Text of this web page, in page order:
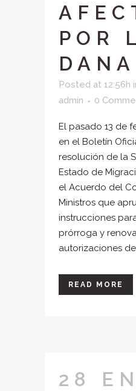
POR
DANA
Posted at 12:56h
admin
0
El pasado 13 de
en el Boletín
resolución de la
Estado de
el Acuerdo del
Ministros que
instrucciones
prórroga y
autorizaciones
READ MORE
28